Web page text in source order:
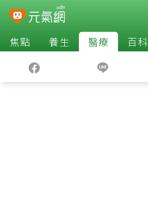
焦點 養生 醫療 百科